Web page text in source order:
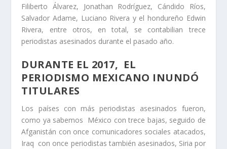
Filiberto Álvarez, Jonathan Rodríguez, Cándido Ríos,
Salvador Adame, Luciano Rivera y el hondureño Edwin
Rivera, entre otros, en total, se contabilian trece
periodistas asesinados durante el pasado año.
DURANTE EL 2017, EL
PERIODISMO MEXICANO INUNDÓ
TITULARES
Los países con más periodistas asesinados fueron,
como ya sabemos México con trece bajas, seguido de
Afganistán con once comunicadores sociales atacados,
Iraq con once periodistas también asesinados, Siria por